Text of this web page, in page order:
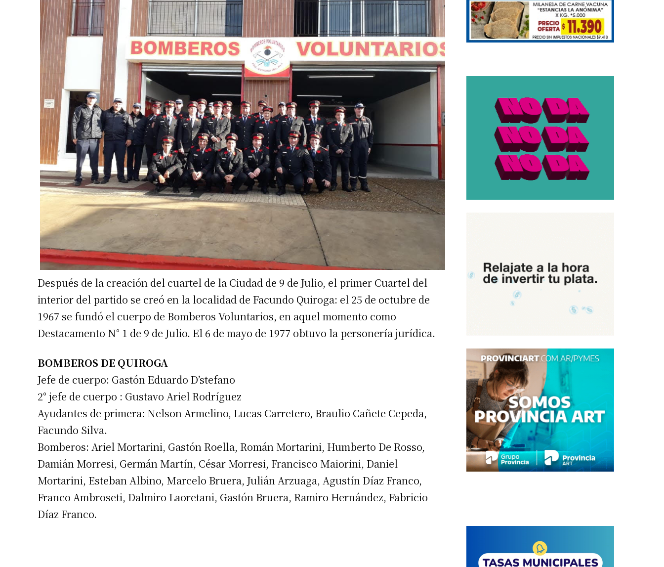
Suscribirme gratis
Después de la creación del cuartel de la Ciudad de 9 de Julio, el primer Cuartel del
interior del partido se creó en la localidad de Facundo Quiroga: el 25 de octubre de
1967 se fundó el cuerpo de Bomberos Voluntarios, en aquel momento como
Destacamento N° 1 de 9 de Julio. El 6 de mayo de 1977 obtuvo la personería jurídica.
BOMBEROS DE QUIROGA
Jefe de cuerpo: Gastón Eduardo D’stefano
2° jefe de cuerpo : Gustavo Ariel Rodríguez
Ayudantes de primera: Nelson Armelino, Lucas Carretero, Braulio Cañete Cepeda,
Facundo Silva.
Bomberos: Ariel Mortarini, Gastón Roella, Román Mortarini, Humberto De Rosso,
Damián Morresi, Germán Martín, César Morresi, Francisco Maiorini, Daniel
Mortarini, Esteban Albino, Marcelo Bruera, Julián Arzuaga, Agustín Díaz Franco,
Franco Ambroseti, Dalmiro Laoretani, Gastón Bruera, Ramiro Hernández, Fabricio
Díaz Franco.